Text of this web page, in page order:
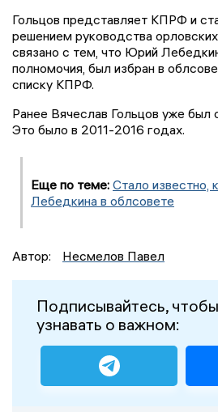
Гольцов представляет КПРФ и
решением руководства
связано с тем, что Юрий
полномочия, был избран в
списку КПРФ.
Ранее Вячеслав Гольцов уже был
Это было в 2011-2016 годах.
Еще по теме: Стало известно,
Лебедкина в облсовете
Автор: Несмелов Павел
Подписывайтесь,
узнавать о важном: